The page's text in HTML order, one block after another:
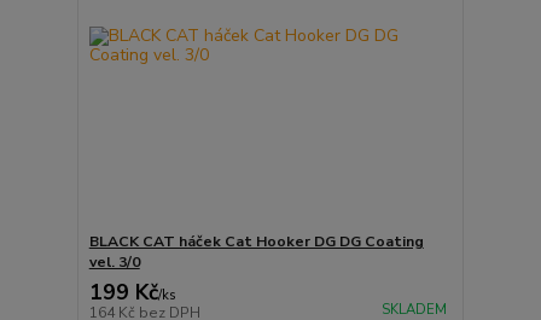
BLACK CAT háček Cat Hooker DG DG Coating
vel. 3/0
199 Kč/ks
164 Kč bez DPH SKLADEM